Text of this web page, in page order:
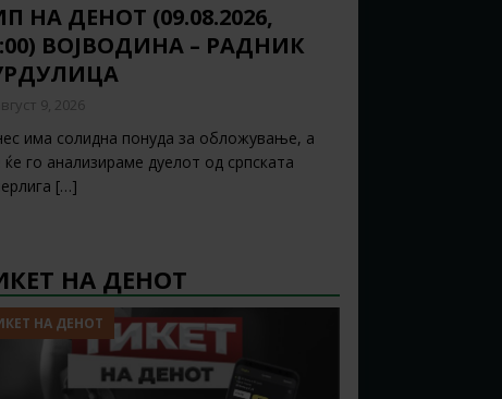
НА ДЕНОТ (09.08.2026,
ВОЈВОДИНА – РАДНИК
9, 2026
има солидна понуда за обложување, а
ќе го анализираме дуелот од српската
[…]
НА ДЕНОТ
НА ДЕНОТ